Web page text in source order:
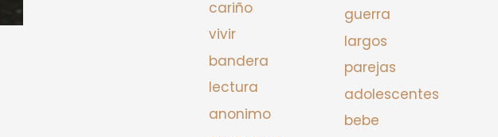
cariño
vivir
bandera
lectura
anonimo
guerra
largos
parejas
adolescentes
bebe